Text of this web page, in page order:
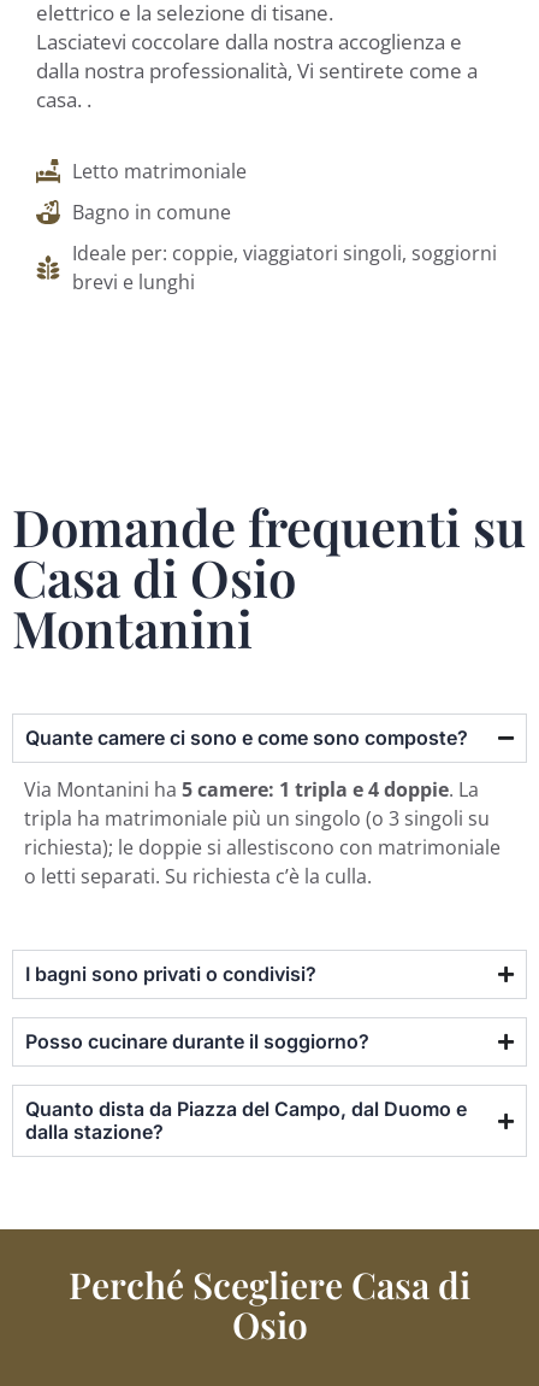
elettrico e la selezione di tisane.
Lasciatevi coccolare dalla nostra accoglienza e
dalla nostra professionalità, Vi sentirete come a
casa. .
Letto matrimoniale
Bagno in comune
Ideale per: coppie, viaggiatori singoli, soggiorni
brevi e lunghi
Domande frequenti su
Casa di Osio
Montanini
Quante camere ci sono e come sono composte?
Via Montanini ha 5 camere: 1 tripla e 4 doppie. La
tripla ha matrimoniale più un singolo (o 3 singoli su
richiesta); le doppie si allestiscono con matrimoniale
o letti separati. Su richiesta c’è la culla.
I bagni sono privati o condivisi?
Posso cucinare durante il soggiorno?
Quanto dista da Piazza del Campo, dal Duomo e
dalla stazione?
Perché Scegliere Casa di
Osio